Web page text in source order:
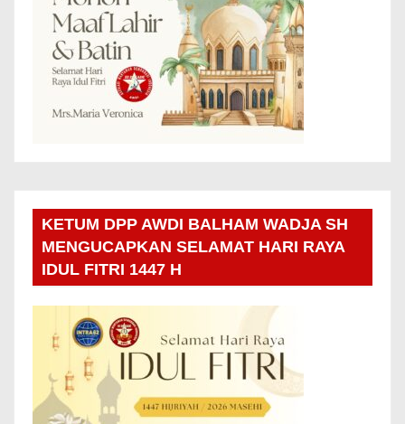
KETUM DPP AWDI BALHAM WADJA SH
MENGUCAPKAN SELAMAT HARI RAYA
IDUL FITRI 1447 H